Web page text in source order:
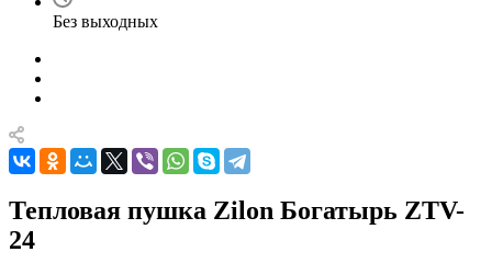
Без выходных
Тепловая пушка Zilon Богатырь ZTV-
24